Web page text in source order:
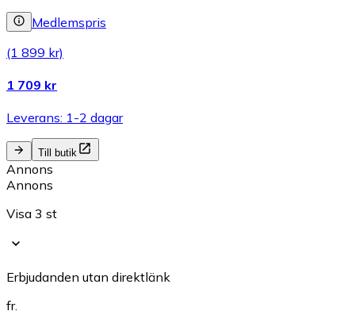
Medlemspris
(1 899 kr)
1 709 kr
Leverans: 1-2 dagar
Till butik
Annons
Annons
Visa 3 st
Erbjudanden utan direktlänk
fr.